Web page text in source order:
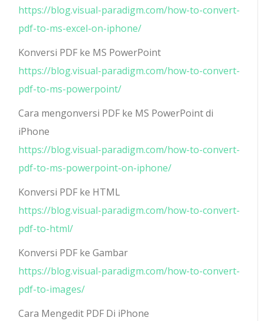
https://blog.visual-paradigm.com/how-to-convert-
pdf-to-ms-excel-on-iphone/
Konversi PDF ke MS PowerPoint
https://blog.visual-paradigm.com/how-to-convert-
pdf-to-ms-powerpoint/
Cara mengonversi PDF ke MS PowerPoint di
iPhone
https://blog.visual-paradigm.com/how-to-convert-
pdf-to-ms-powerpoint-on-iphone/
Konversi PDF ke HTML
https://blog.visual-paradigm.com/how-to-convert-
pdf-to-html/
Konversi PDF ke Gambar
https://blog.visual-paradigm.com/how-to-convert-
pdf-to-images/
Cara Mengedit PDF Di iPhone